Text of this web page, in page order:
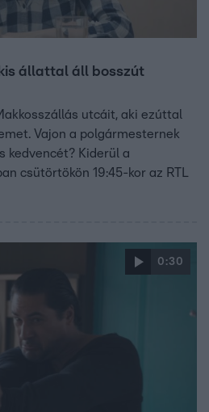
állattal áll bosszút
utcáit, aki ezúttal
Vajon a polgármesternek
kedvencét? Kiderül a
csütörtökön 19:45-kor az RTL
0:30